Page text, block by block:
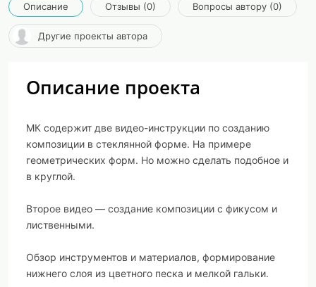
Описание Отзывы (0) Вопросы автору (0)
Другие проекты автора
Описание проекта
МК содержит две видео-инструкции по созданию
композиции в стеклянной форме. На примере
геометрических форм. Но можно сделать подобное и
в круглой.
Второе видео — создание композиции с фикусом и
лиственными.
Обзор инструментов и материалов, формирование
нижнего слоя из цветного песка и мелкой гальки.